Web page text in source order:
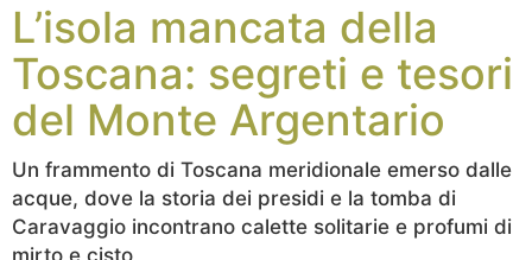
L’isola mancata della
Toscana: segreti e tesori
del Monte Argentario
Un frammento di Toscana meridionale emerso dalle
acque, dove la storia dei presidi e la tomba di
Caravaggio incontrano calette solitarie e profumi di
mirto e cisto